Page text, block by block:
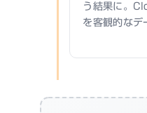
う結果に。
を客観的なデ